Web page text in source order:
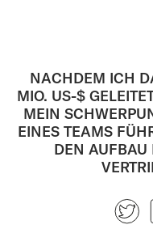
NACHDEM ICH
MIO. US-$
MEIN
EINES TEAMS
DEN AUFBAU